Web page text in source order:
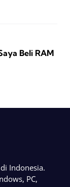
Beli RAM
Indonesia.
PC,